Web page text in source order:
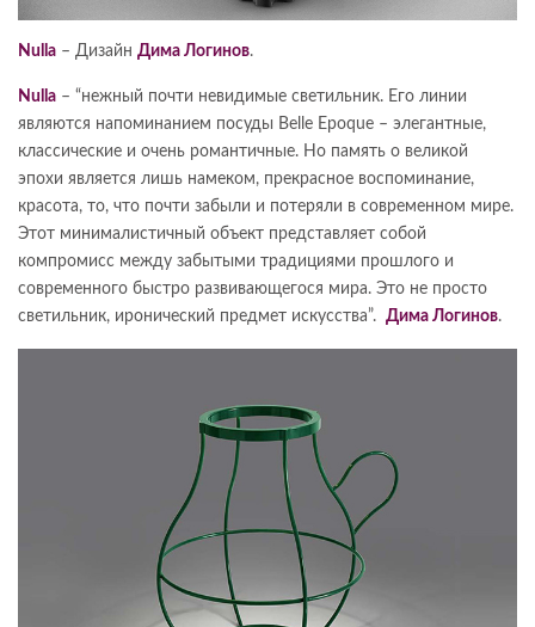
Nulla – Дизайн Дима Логинов.
Nulla – “нежный почти невидимые светильник. Его линии
являются напоминанием посуды Belle Epoque – элегантные,
классические и очень романтичные. Но память о великой
эпохи является лишь намеком, прекрасное воспоминание,
красота, то, что почти забыли и потеряли в современном мире.
Этот минималистичный объект представляет собой
компромисс между забытыми традициями прошлого и
современного быстро развивающегося мира. Это не просто
светильник, иронический предмет искусства”. Дима Логинов.